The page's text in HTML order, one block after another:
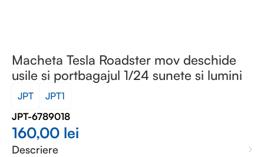
Macheta Tesla Roadster mov deschide
usile si portbagajul 1/24 sunete si lumini
JPT
JPT1
JPT-6789018
160,00 lei
Descriere